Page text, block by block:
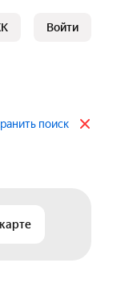
Войти
поиск